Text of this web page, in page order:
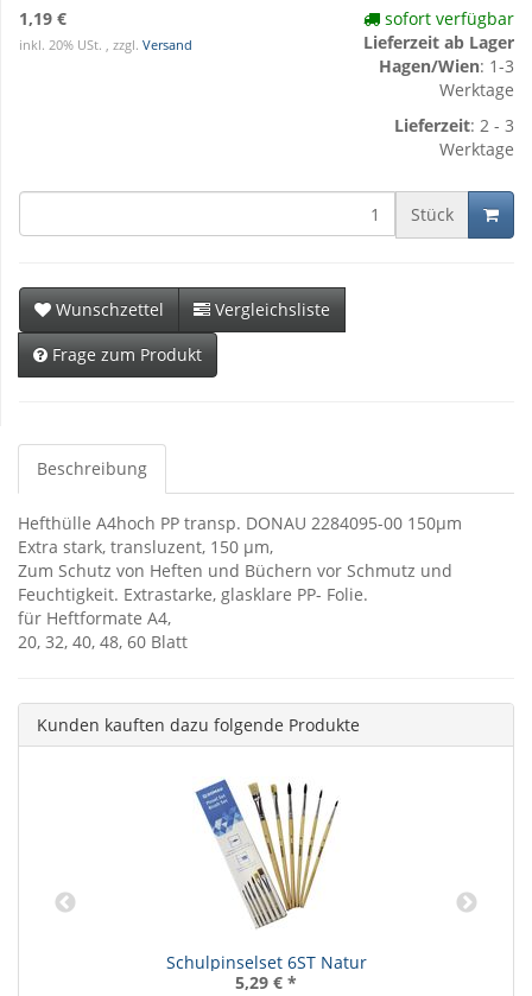
1,19 €
inkl. 20% USt. , zzgl. Versand
sofort verfügbar
Lieferzeit ab Lager
Hagen/Wien: 1-3
Werktage
Lieferzeit: 2 - 3
Werktage
Stück
Wunschzettel
Vergleichsliste
Frage zum Produkt
Beschreibung
Hefthülle A4hoch PP transp. DONAU 2284095-00 150µm
Extra stark, transluzent, 150 µm,
Zum Schutz von Heften und Büchern vor Schmutz und
Feuchtigkeit. Extrastarke, glasklare PP- Folie.
für Heftformate A4,
20, 32, 40, 48, 60 Blatt
Kunden kauften dazu folgende Produkte
Schulpinselset 6ST Natur
5,29 € *